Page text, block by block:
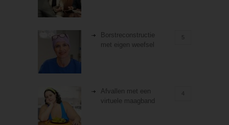
Borstreconstructie
met eigen weefsel
5
Afvallen met een
virtuele maagband
4